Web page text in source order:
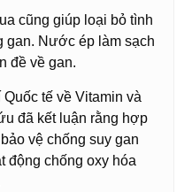
cũng giúp loại bỏ tình
gan. Nước ép làm sạch
đề về gan.
tế về Vitamin và
đã kết luận rằng hợp
vệ chống suy gan
động chống oxy hóa